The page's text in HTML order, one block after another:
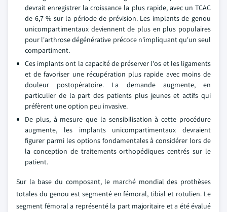
devrait enregistrer la croissance la plus rapide, avec un TCAC
de 6,7 % sur la période de prévision. Les implants de genou
unicompartimentaux deviennent de plus en plus populaires
pour l'arthrose dégénérative précoce n'impliquant qu'un seul
compartiment.
Ces implants ont la capacité de préserver l'os et les ligaments
et de favoriser une récupération plus rapide avec moins de
douleur postopératoire. La demande augmente, en
particulier de la part des patients plus jeunes et actifs qui
préfèrent une option peu invasive.
De plus, à mesure que la sensibilisation à cette procédure
augmente, les implants unicompartimentaux devraient
figurer parmi les options fondamentales à considérer lors de
la conception de traitements orthopédiques centrés sur le
patient.
Sur la base du composant, le marché mondial des prothèses
totales du genou est segmenté en fémoral, tibial et rotulien. Le
segment fémoral a représenté la part majoritaire et a été évalué